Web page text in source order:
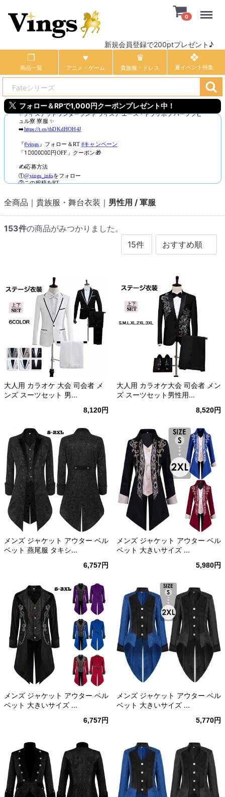
新規会員登録で200ptプレゼント♪
0
商品一覧 アニメ・ゲーム 貴族服・ドレス
フォロー＆RPで1,000円クーポンプレゼント中！
全商品 貴族服・舞台衣装 男性用 / 軍服
153件の商品がみつかりました。
大人用 カラオケ 大会 司会者 メ
ンズ スーツセット 男...
8,120円
大人用 カラオケ大会 司会者 メン
ズ スーツセット男性用...
8,520円
メンズ ジャケット アウター ベル
ベット 燕尾服 タキシ...
6,757円
メンズ ジャケット アウター ベル
ベット 大きいサイズ ...
5,980円
メンズ ジャケット アウター ベル
ベット 大きいサイズ ...
6,757円
メンズ ジャケット アウター ベル
ベット 大きいサイズ ...
5,770円